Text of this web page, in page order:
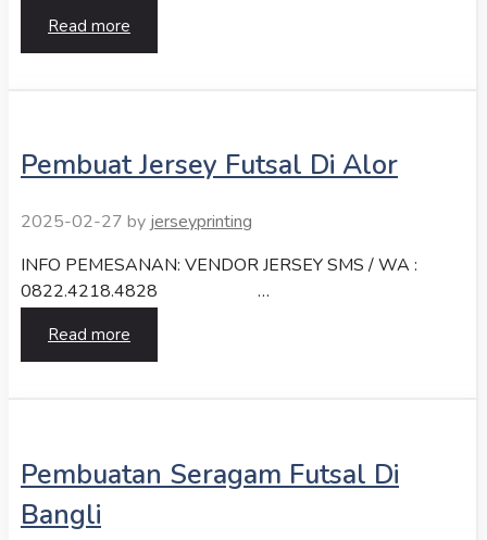
Read more
Pembuat Jersey Futsal Di Alor
2025-02-27 by jerseyprinting
INFO PEMESANAN: VENDOR JERSEY SMS / WA :
0822.4218.4828 …
Read more
Pembuatan Seragam Futsal Di
Bangli